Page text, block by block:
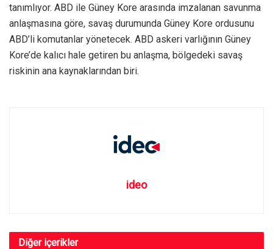
tanımlıyor. ABD ile Güney Kore arasında imzalanan savunma
anlaşmasına göre, savaş durumunda Güney Kore ordusunu
ABD’li komutanlar yönetecek. ABD askeri varlığının Güney
Kore’de kalıcı hale getiren bu anlaşma, bölgedeki savaş
riskinin ana kaynaklarından biri.
ideo
Diğer içerikler